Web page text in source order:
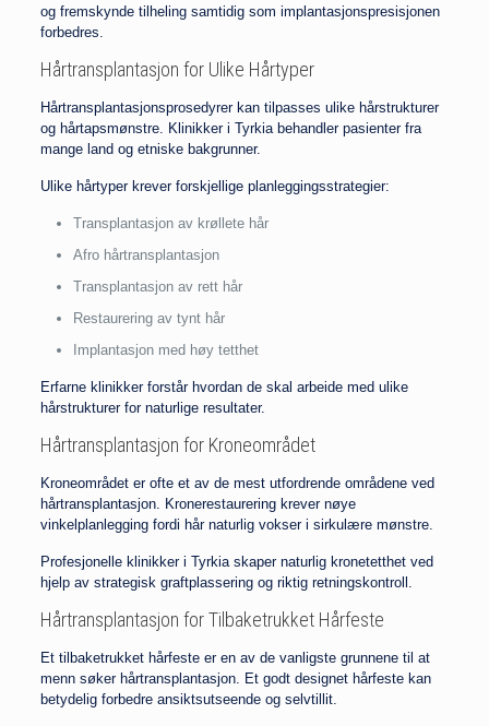
og fremskynde tilheling samtidig som implantasjonspresisjonen
forbedres.
Hårtransplantasjon for Ulike Hårtyper
Hårtransplantasjonsprosedyrer kan tilpasses ulike hårstrukturer
og hårtapsmønstre. Klinikker i Tyrkia behandler pasienter fra
mange land og etniske bakgrunner.
Ulike hårtyper krever forskjellige planleggingsstrategier:
Transplantasjon av krøllete hår
Afro hårtransplantasjon
Transplantasjon av rett hår
Restaurering av tynt hår
Implantasjon med høy tetthet
Erfarne klinikker forstår hvordan de skal arbeide med ulike
hårstrukturer for naturlige resultater.
Hårtransplantasjon for Kroneområdet
Kroneområdet er ofte et av de mest utfordrende områdene ved
hårtransplantasjon. Kronerestaurering krever nøye
vinkelplanlegging fordi hår naturlig vokser i sirkulære mønstre.
Profesjonelle klinikker i Tyrkia skaper naturlig kronetetthet ved
hjelp av strategisk graftplassering og riktig retningskontroll.
Hårtransplantasjon for Tilbaketrukket Hårfeste
Et tilbaketrukket hårfeste er en av de vanligste grunnene til at
menn søker hårtransplantasjon. Et godt designet hårfeste kan
betydelig forbedre ansiktsutseende og selvtillit.